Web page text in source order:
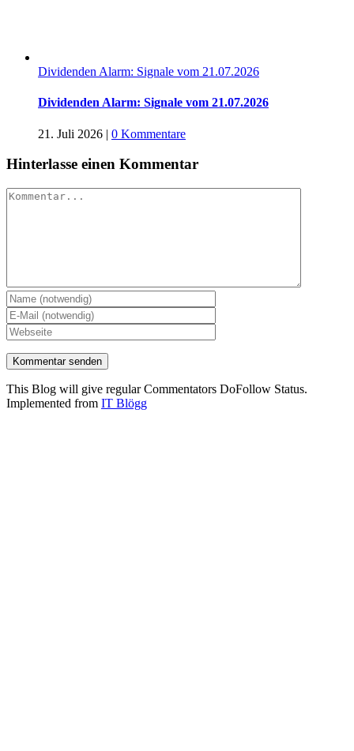
Dividenden Alarm: Signale vom 21.07.2026
Dividenden Alarm: Signale vom 21.07.2026
21. Juli 2026 | 0 Kommentare
Hinterlasse einen Kommentar
Kommentar
This Blog will give regular Commentators DoFollow Status.
Implemented from IT Blögg